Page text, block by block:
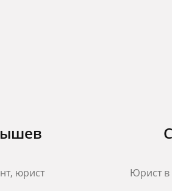
юрист
Юрист в